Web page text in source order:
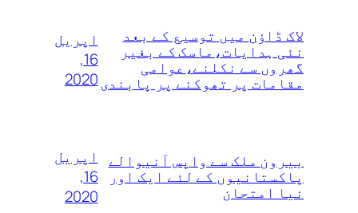
لاک ڈاؤن میں توسیع کے بعد
نئی ہدایات،ماسک کے بغیر
گھروں سے نکلنے،عوامی
مقامات پر تھوکنے پر پابندی
اپریل
16,
2020
بیرون ملک سے واپس آنیوالے
پاکستانیوں کے لئے ایک اور
نیا امتحان
اپریل
16,
2020